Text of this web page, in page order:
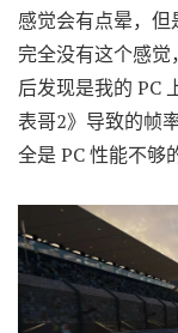
感觉会有点晕，但
完全没有这个感
后发现是我的 PC
表哥2》导致的帧
全是 PC 性能不够